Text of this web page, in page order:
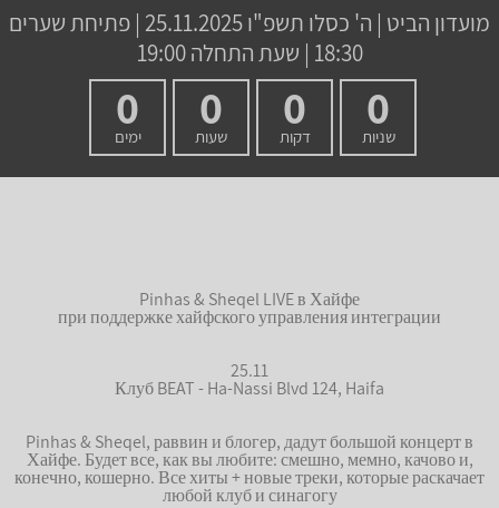
מועדון הביט | ה' כסלו תשפ"ו
25.11.2025 | פתיחת שערים
18:30 | שעת התחלה 19:00
0
שניות
0
דקות
0
שעות
0
ימים
Pinhas & Sheqel LIVE в Хайфе
при поддержке хайфского управления интеграции
25.11
Клуб BEAT - Ha-Nassi Blvd 124, Haifa
Pinhas & Sheqel, раввин и блогер, дадут большой концерт в
Хайфе. Будет все, как вы любите: смешно, мемно, качово и,
конечно, кошерно. Все хиты + новые треки, которые раскачает
любой клуб и синагогу